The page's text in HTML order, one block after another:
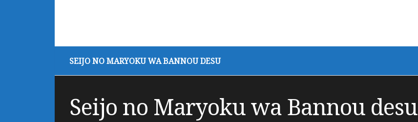
SEIJO NO MARYOKU WA BANNOU DESU
Seijo no Maryoku wa Bannou desu